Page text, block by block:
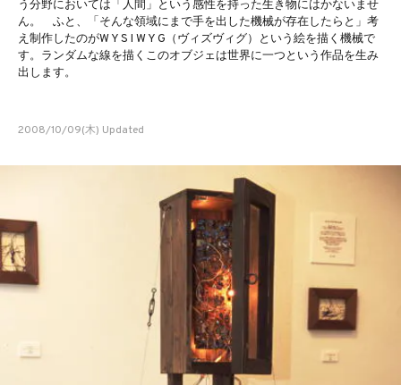
う分野においては「人間」という感性を持った生き物にはかないませ
ん。 ふと、「そんな領域にまで手を出した機械が存在したらと」考
え制作したのがW Y S I W Y G（ヴィズヴィグ）という絵を描く機械で
す。ランダムな線を描くこのオブジェは世界に一つという作品を生み
出します。
2008/10/09(木) Updated